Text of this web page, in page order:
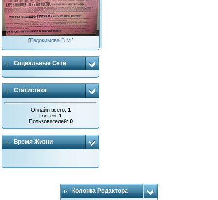
[Евдокимова В.М. ]
Социальные Сети
Статистика
Онлайн всего:1
Гостей:1
Пользователей:0
Время Жизни
Колонка Редактора